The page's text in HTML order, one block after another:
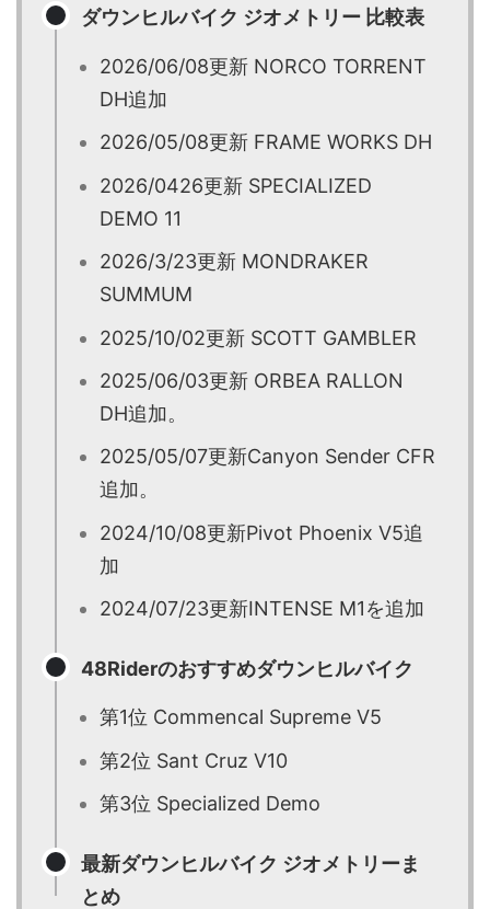
ダウンヒルバイク ジオメトリー 比較表
2026/06/08更新 NORCO TORRENT
DH追加
2026/05/08更新 FRAME WORKS DH
2026/0426更新 SPECIALIZED
DEMO 11
2026/3/23更新 MONDRAKER
SUMMUM
2025/10/02更新 SCOTT GAMBLER
2025/06/03更新 ORBEA RALLON
DH追加。
2025/05/07更新Canyon Sender CFR
追加。
2024/10/08更新Pivot Phoenix V5追
加
2024/07/23更新INTENSE M1を追加
48Riderのおすすめダウンヒルバイク
第1位 Commencal Supreme V5
第2位 Sant Cruz V10
第3位 Specialized Demo
最新ダウンヒルバイク ジオメトリーま
とめ